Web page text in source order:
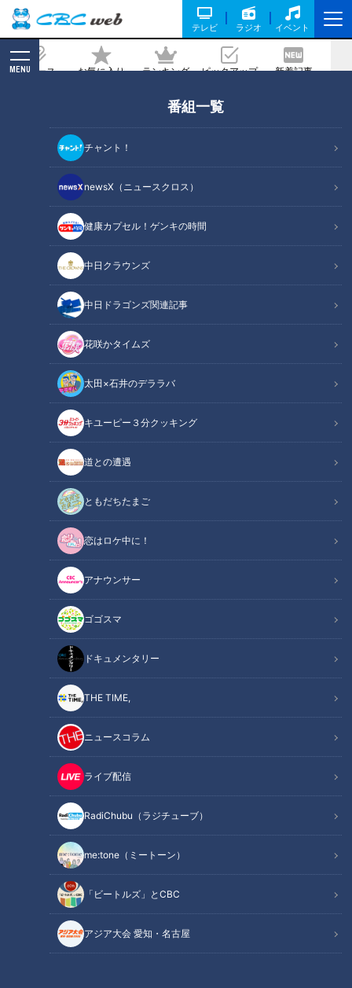
テレビ ラジオ イベント
ニュース お気に入り ランキング ピックアップ 新着記事
MENU
番組一覧
チャント！
newsX（ニュースクロス）
健康カプセル！ゲンキの時間
中日クラウンズ
中日ドラゴンズ関連記事
花咲かタイムズ
太田×石井のデララバ
キユーピー３分クッキング
道との遭遇
ともだちたまご
恋はロケ中に！
アナウンサー
ゴゴスマ
ドキュメンタリー
THE TIME,
ニュースコラム
ライブ配信
RadiChubu（ラジチューブ）
me:tone（ミートーン）
「ビートルズ」とCBC
アジア大会 愛知・名古屋
ランチ！ガンバレルーヤが秋の話題名駅
グルメを堪能！【花咲かタイムズ】
2022/10/03 17:08
花咲かタイムズ
週末ジャーニー 推しタビ
秋のグルメスペシャル！ガンバレルーヤが名古屋駅周辺の新グ
ルメを食べつくすタビをしてきました！見てすぐマネできる推
しポイントもたくさん紹介してますよ！
■名古屋名物!ぴよりんのモーニング
去年11月にグランドオープン。名古屋コーチンの卵を使ったプ
リンをババロアで包み込んだひよこ型スイーツ「ぴよりん」を
モーニングやランチで楽しめる名古屋駅構内のカフェ。
[問い合わせ]
ぴよりんSTATION カフェ ジャンシアーヌ
名古屋市中村区名駅1-1-4 JR名古屋駅 名古屋中央通り
TEL:052-533-6001
■9月スタート!秋の新作「大人のご褒美パフェ」
名古屋駅の至近「ささしまライブ」エリア初のホテルとして開
業し、観光や結婚式などで人気。開業当初からの人気企画「大
人のご褒美パフェ」に秋の新作が登場!
[問い合わせ]
ストリングスホテル 名古屋
名古屋市中村区平池町4-60-7
TEL:052-589-0577(代表)